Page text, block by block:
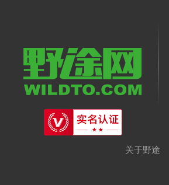
关于野途